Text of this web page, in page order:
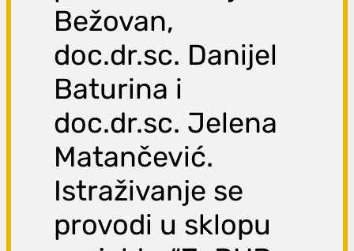
Bežovan,
doc.dr.sc. Danijel
Baturina i
doc.dr.sc. Jelena
Matančević.
Istraživanje se
provodi u sklopu